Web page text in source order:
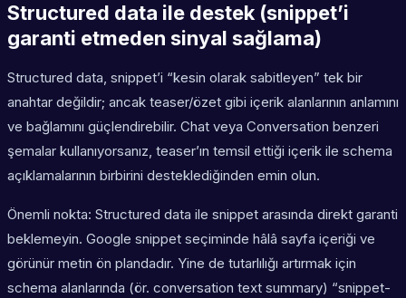
Structured data ile destek (snippet’i
garanti etmeden sinyal sağlama)
Structured data, snippet’i “kesin olarak sabitleyen” tek bir
anahtar değildir; ancak teaser/özet gibi içerik alanlarının anlamını
ve bağlamını güçlendirebilir. Chat veya Conversation benzeri
şemalar kullanıyorsanız, teaser’ın temsil ettiği içerik ile schema
açıklamalarının birbirini desteklediğinden emin olun.
Önemli nokta: Structured data ile snippet arasında direkt garanti
beklemeyin. Google snippet seçiminde hâlâ sayfa içeriği ve
görünür metin ön plandadır. Yine de tutarlılığı artırmak için
schema alanlarında (ör. conversation text summary) “snippet-